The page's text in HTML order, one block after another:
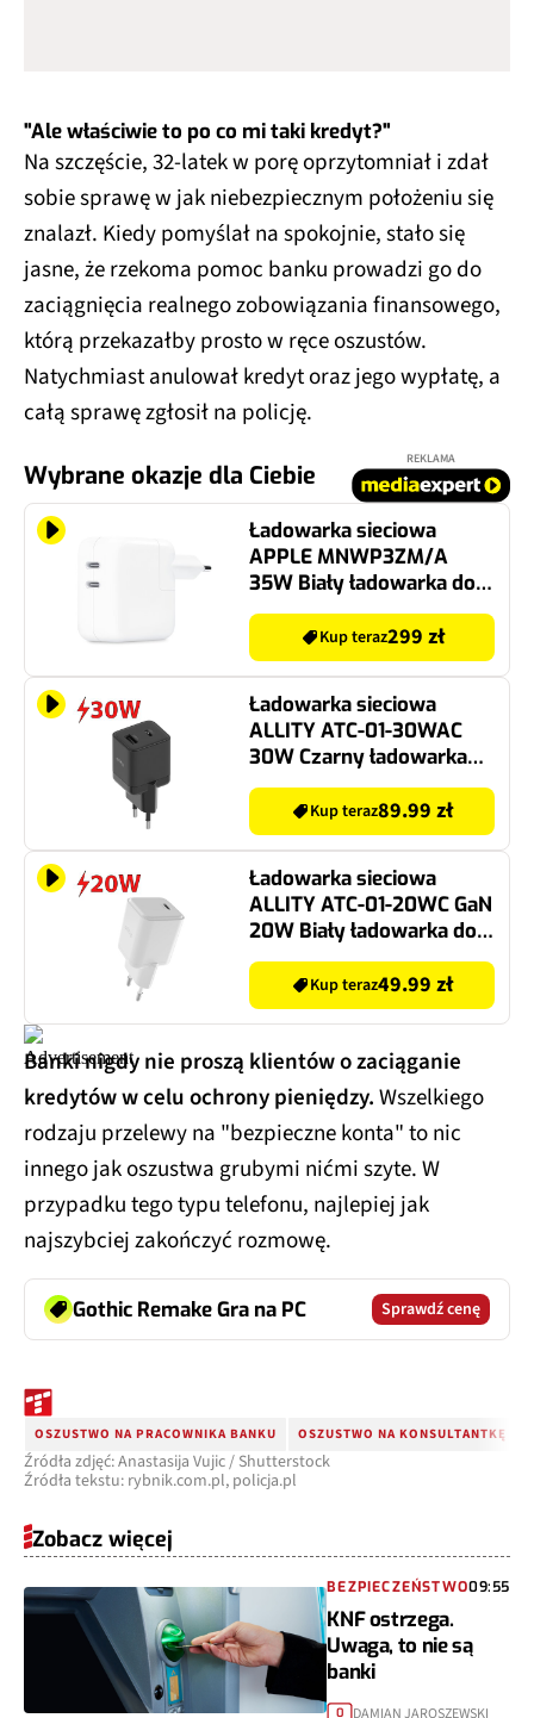
"Ale właściwie to po co mi taki kredyt?"
Na szczęście, 32-latek w porę oprzytomniał i zdał
sobie sprawę w jak niebezpiecznym położeniu się
znalazł. Kiedy pomyślał na spokojnie, stało się
jasne, że rzekoma pomoc banku prowadzi go do
zaciągnięcia realnego zobowiązania finansowego,
którą przekazałby prosto w ręce oszustów.
Natychmiast anulował kredyt oraz jego wypłatę, a
całą sprawę zgłosił na policję.
Wybrane okazje dla Ciebie
REKLAMA
Ładowarka sieciowa
APPLE MNWP3ZM/A
35W Biały ładowarka do
telefonu USB-C
Kup teraz299 zł
Ładowarka sieciowa
ALLITY ATC-01-30WAC
30W Czarny ładowarka
do telefonu USB, USB-C
Kup teraz89.99 zł
Ładowarka sieciowa
ALLITY ATC-01-20WC GaN
20W Biały ładowarka do
telefonu USB-C
Kup teraz49.99 zł
Banki nigdy nie proszą klientów o zaciąganie
kredytów w celu ochrony pieniędzy.Wszelkiego
rodzaju przelewy na "bezpieczne konta" to nic
innego jak oszustwa grubymi nićmi szyte. W
przypadku tego typu telefonu, najlepiej jak
najszybciej zakończyć rozmowę.
Gothic Remake Gra na PC Sprawdź cenę
OSZUSTWO NA PRACOWNIKA BANKU OSZUSTWO NA KONSULTANTKĘ
Źródła zdjęć: Anastasija Vujic / Shutterstock
Źródła tekstu: rybnik.com.pl, policja.pl
Zobacz więcej
BEZPIECZEŃSTWO09:55
KNF ostrzega.
Uwaga, to nie są
banki
0 DAMIAN JAROSZEWSKI